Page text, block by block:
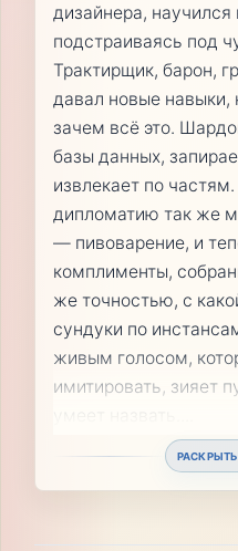
дизайнера,
подстраиваясь под
Трактирщик, барон,
давал новые навыки,
зачем всё это.
базы данных,
извлекает по
дипломатию так же
— пивоварение, и
комплименты,
же точностью, с
сундуки по
живым голосом,
имитировать, зияет